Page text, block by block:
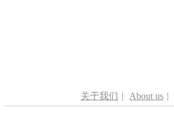
关于我们 | About us |